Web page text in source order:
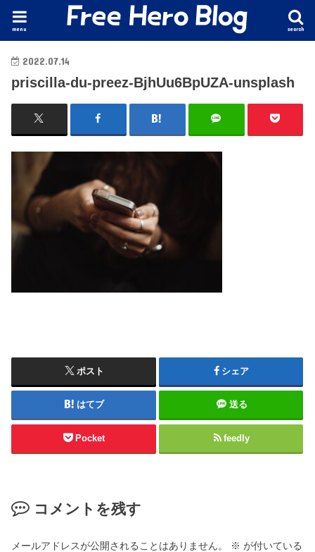
search
menu
2022.07.14
priscilla-du-preez-BjhUu6BpUZA-unsplash
ポスト シェア
はてブ 送る
Pocket feedly
コメントを残す
メールアドレスが公開されることはありません。 ※ が付いている